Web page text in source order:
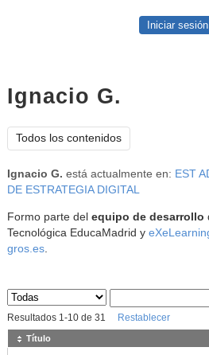
Iniciar sesión
Ignacio G.
Todos los contenidos
Ignacio G. está actualmente en: EST
DE ESTRATEGIA DIGITAL
Formo parte del equipo de desarrollo
Tecnológica EducaMadrid y
gros.es.
Sus archivos
Resultados 1 -10de 31 Restablecer
Título